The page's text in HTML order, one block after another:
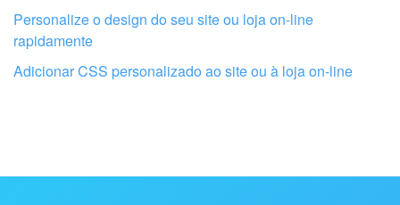
Obtenha seu Bitrix24 configurado por
Personalize o design do seu site ou loja on-line
rapidamente
Adicionar CSS personalizado ao site ou à loja on-line